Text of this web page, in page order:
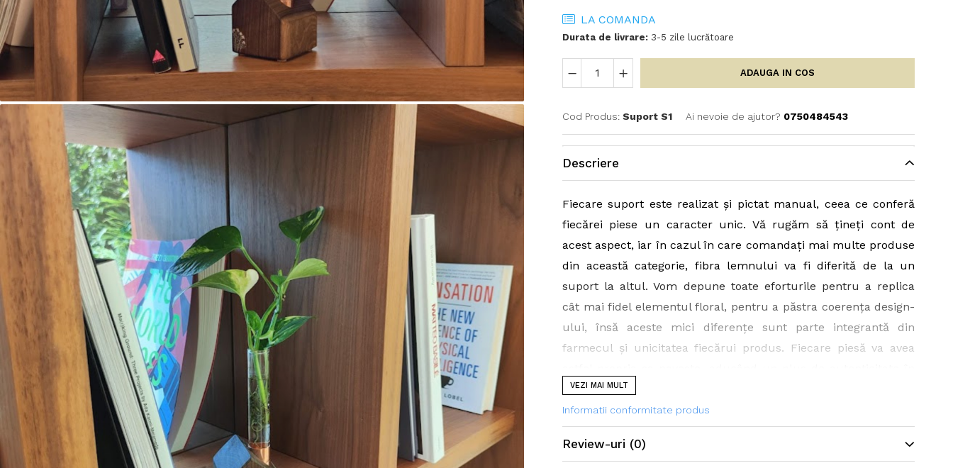
LA COMANDA
Durata de livrare:3-5 zile lucrătoare
ADAUGA IN COS
Cod Produs: Suport S1 Ai nevoie de ajutor? 0750484543
Descriere
Fiecare suport este realizat și pictat manual, ceea ce conferă
fiecărei piese un caracter unic. Vă rugăm să țineți cont de
acest aspect, iar în cazul în care comandați mai multe produse
din această categorie, fibra lemnului va fi diferită de la un
suport la altul. Vom depune toate eforturile pentru a replica
cât mai fidel elementul floral, pentru a păstra coerența design-
ului, însă aceste mici diferențe sunt parte integrantă din
farmecul și unicitatea fiecărui produs. Fiecare piesă va avea
casa dumneavoastră.
VEZI MAI MULT
Informatii conformitate produs
Review-uri (0)